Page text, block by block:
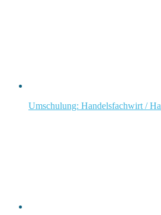
Umschulung: Handelsfachwirt /